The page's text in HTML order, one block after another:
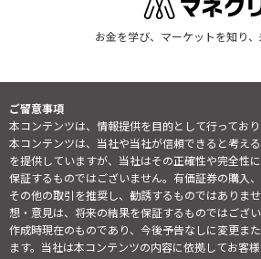
お金を学び、マーケットを知り、
ご留意事項
本コンテンツは、情報提供を目的として行っており
本コンテンツは、当社や当社が信頼できると考え
を提供していますが、当社はその正確性や完全性
保証するものではございません。有価証券の購入
その他の取引を推奨し、勧誘するものではありま
想・意見は、将来の結果を保証するものではござ
作成時現在のものであり、今後予告なしに変更ま
ます。当社は本コンテンツの内容に依拠してお客